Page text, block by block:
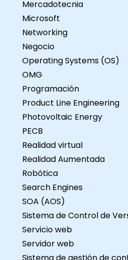
Numerosos ejercicios y
práctica. Implementación
práctica en un entorno
laboratorio en vivo.
Opciones de
personalización del curso
desea agregar, eliminar
personalizar alguna
sección o tema dentro
este curso, contáctenos
para organizarlo.
Mercadotecnia
Microsoft
Networking
Negocio
Operating Systems (OS)
OMG
Programación
Product Line Engineering
Photovoltaic Energy
PECB
Realidad virtual
Realidad Aumentada
Robótica
Search Engines
SOA (AOS)
Sistema de Control de
Servicio web
Servidor web
Sistema de gestión de